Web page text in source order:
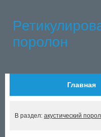
поролон
Главная
В раздел: акустический